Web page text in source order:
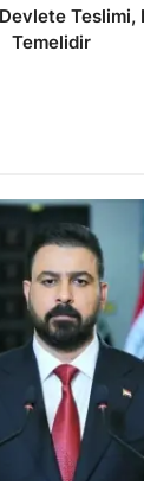
Teslimi,
Temelidir